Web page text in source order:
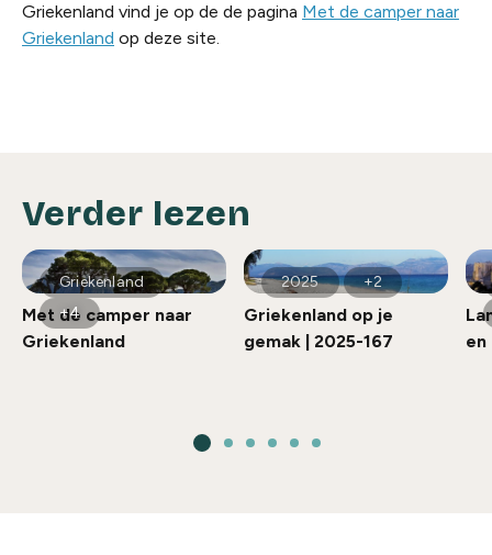
Griekenland vind je op de de pagina Met de camper naar
Griekenland op deze site.
Verder lezen
Griekenland
+4
Met de camper naar
Griekenland
2025 +2
Griekenland op je
gemak | 2025-167
en